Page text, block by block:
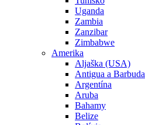
Uganda
Zambia
Zanzibar
Zimbabwe
Amerika
Aljaška (USA)
Antigua a Barbuda
Argentína
Aruba
Bahamy
Belize